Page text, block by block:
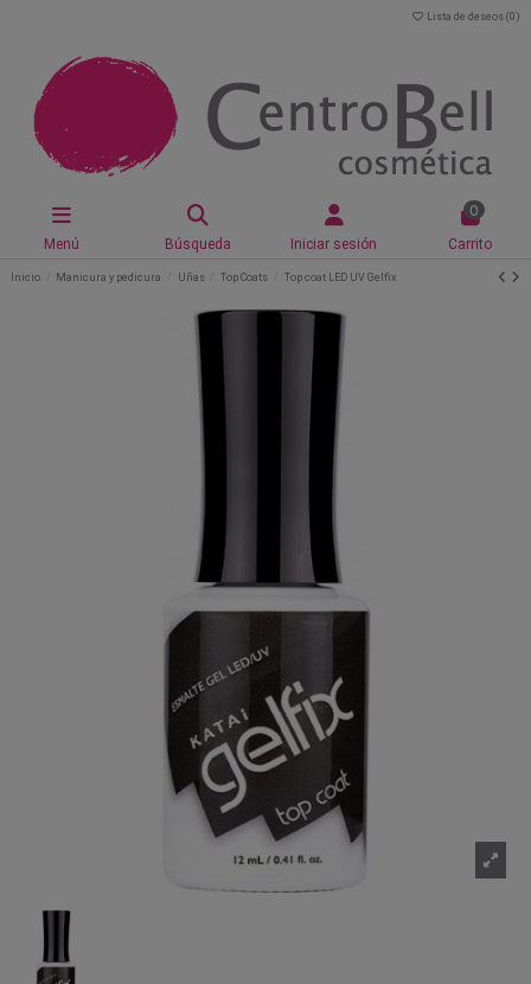
Lista de deseos (0 )
Menú Búsqueda Iniciar sesión
0
Carrito
Inicio Manicura y pedicura Uñas Top Coats Top coat LED UV Gelfix